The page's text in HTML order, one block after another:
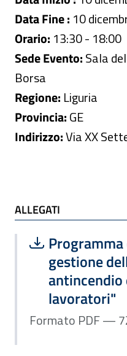
Data Fine : 10
Orario: 13:30 - 18:00
Sede Evento:Sala
Borsa
Regione: Liguria
Provincia:GE
Indirizzo:Via XX
ALLEGATI
ALLEGATI
Scarica file:
gestione
antincendio
lavoratori"
Formato PDF
Formato PDF —